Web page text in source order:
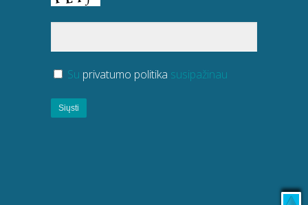
Su privatumo politika susipažinau